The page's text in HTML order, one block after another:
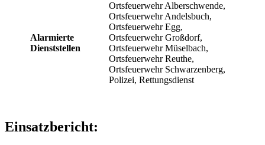
Alarmierte
Dienststellen
Ortsfeuerwehr Alberschwende,
Ortsfeuerwehr Andelsbuch,
Ortsfeuerwehr Egg,
Ortsfeuerwehr Großdorf,
Ortsfeuerwehr Müselbach,
Ortsfeuerwehr Reuthe,
Ortsfeuerwehr Schwarzenberg,
Polizei, Rettungsdienst
Einsatzbericht: